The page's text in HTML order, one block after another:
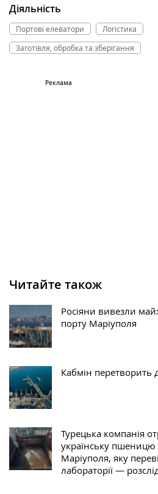
Діяльність
Портові елеватори
Логістика
Заготівля, обробка та зберігання
Читайте також
Росіяни вивезли
порту Маріуполя
Кабмін
Турецька компанія
українську пшеницю
Маріуполя, яку
лабораторії —